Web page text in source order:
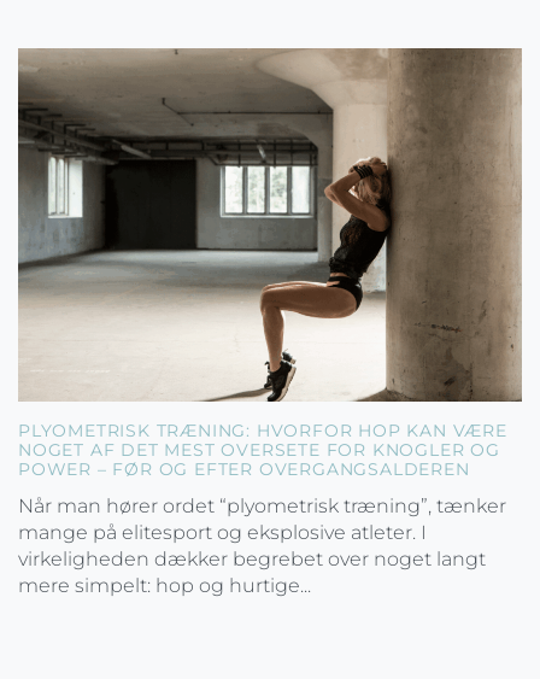
PLYOMETRISK TRÆNING: HVORFOR HOP KAN VÆRE
NOGET AF DET MEST OVERSETE FOR KNOGLER OG
POWER – FØR OG EFTER OVERGANGSALDEREN
Når man hører ordet “plyometrisk træning”, tænker
mange på elitesport og eksplosive atleter. I
virkeligheden dækker begrebet over noget langt
mere simpelt: hop og hurtige...